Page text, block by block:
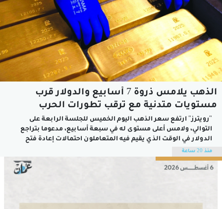
الذهب يلامس ذروة 7 أسابيع والدولار قرب
مستويات متدنية مع ترقب تطورات الحرب
"رويترز" ارتفع سعر الذهب اليوم الخميس للجلسة الرابعة على
التوالي، ​ولامس أعلى مستوى ​له في سبعة أسابيع، مدعوما بتراجع
الدولار في الوقت الذي يقيم فيه المتعاملون احتمالات إعادة فتح
4254.98 دولار للأوقية (الأونصة)، بعدما سجل أعلى مستوى منذ 18...
منذ 20 ساعة